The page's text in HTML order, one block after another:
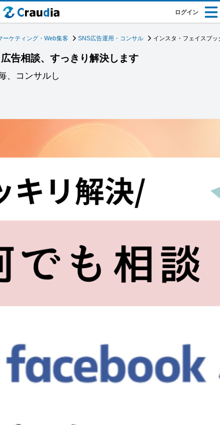
ログイン
ーケティング・Web集客 SNS広告運用・コンサル インスタ・フェイスブ
告相談、すっきり解決します
、コンサルし